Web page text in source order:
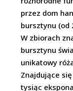
przez dom
bursztynu (od
W zbiorach
bursztynu
unikatowy
Znajdujące
tysiąc